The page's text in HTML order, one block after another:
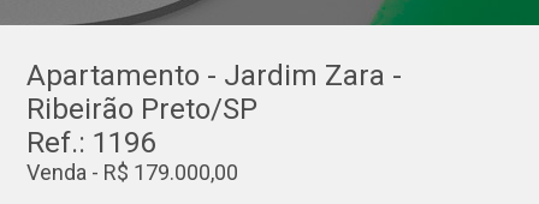
Apartamento - Jardim Zara -
Ribeirão Preto/SP
Ref.: 1196
Venda - R$ 179.000,00